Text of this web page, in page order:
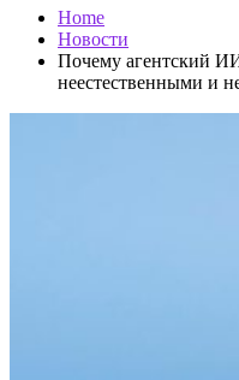
Home
Новости
Почему агентский
неестественными и